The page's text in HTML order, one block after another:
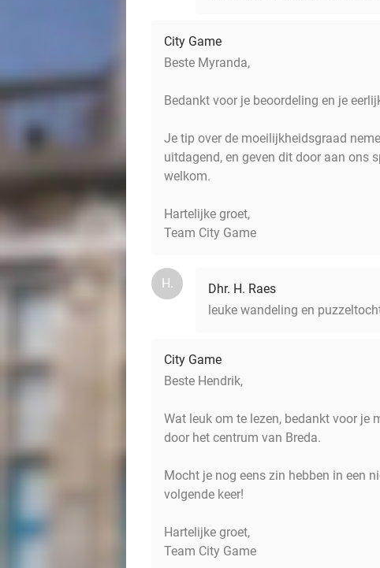
City Game
Beste Myranda,
Bedankt voor je beoordeling en je
Je tip over de moeilijkheidsgraad
uitdagend, en geven dit door aan ons
welkom.
Hartelijke groet,
Team City Game
H.
Dhr. H. Raes
leuke wandeling en
City Game
Beste Hendrik,
Wat leuk om te lezen, bedankt voor je
door het centrum van Breda.
Mocht je nog eens zin hebben in een
volgende keer!
Hartelijke groet,
Team City Game